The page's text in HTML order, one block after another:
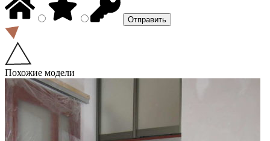
Похожие модели